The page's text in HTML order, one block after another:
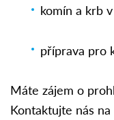
komín a krb
příprava pro
Máte zájem o
Kontaktujte nás